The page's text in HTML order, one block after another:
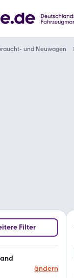
und Neuwagen
Filter
ändern